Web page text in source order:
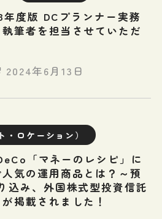
年度版 DCプランナー実務
筆者を担当させていただ
2024年6月13日
ロケーション）
「マネーのレシピ」に
気の運用商品とは？～預
込み、外国株式型投資信託
掲載されました！